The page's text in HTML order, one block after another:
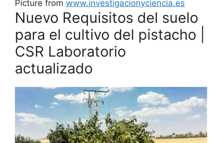
Picture from www.investigacionyciencia.es
Nuevo Requisitos del suelo
para el cultivo del pistacho |
CSR Laboratorio
actualizado